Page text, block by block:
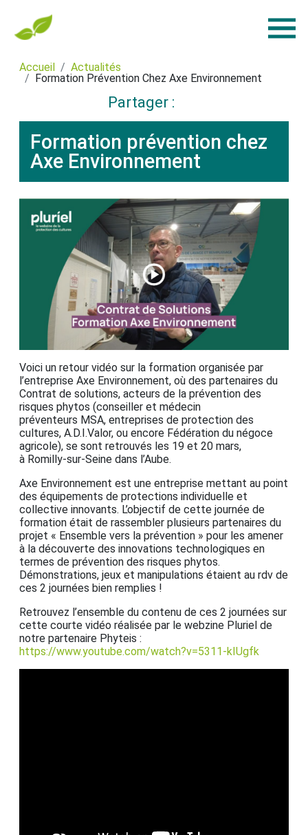
Accueil
Actualités
Formation Prévention Chez Axe Environnement
Partager :
Formation prévention chez
Axe Environnement
Voici un retour vidéo sur la formation organisée par
l’entreprise Axe Environnement, où des partenaires du
Contrat de solutions, acteurs de la prévention des
risques phytos (conseiller et médecin
préventeurs MSA, entreprises de protection des
cultures, A.D.I.Valor, ou encore Fédération du négoce
agricole), se sont retrouvés les 19 et 20 mars,
à Romilly-sur-Seine dans l’Aube.
Axe Environnement est une entreprise mettant au point
des équipements de protections individuelle et
collective innovants. L’objectif de cette journée de
formation était de rassembler plusieurs partenaires du
projet « Ensemble vers la prévention » pour les amener
à la découverte des innovations technologiques en
termes de prévention des risques phytos.
Démonstrations, jeux et manipulations étaient au rdv de
ces 2 journées bien remplies !
Retrouvez l’ensemble du contenu de ces 2 journées sur
cette courte vidéo réalisée par le webzine Pluriel de
notre partenaire Phyteis :
https://www.youtube.com/watch?v=5311-kIUgfk